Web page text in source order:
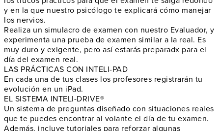
y en la que nuestro psicólogo te explicará cómo manejar
los nervios.
Realiza un simulacro de examen con nuestro Evaluador, y
experimenta una prueba de examen similar a la real. Es
muy duro y exigente, pero así estarás preparadx para el
día del examen real.
LAS PRÁCTICAS CON INTELI-PAD
En cada una de tus clases los profesores registrarán tu
evolución en un iPad.
EL SISTEMA INTELI-DRIVE®
Un sistema de preguntas diseñado con situaciones reales
que te puedes encontrar al volante el día de tu examen.
Además, incluye tutoriales para reforzar algunas